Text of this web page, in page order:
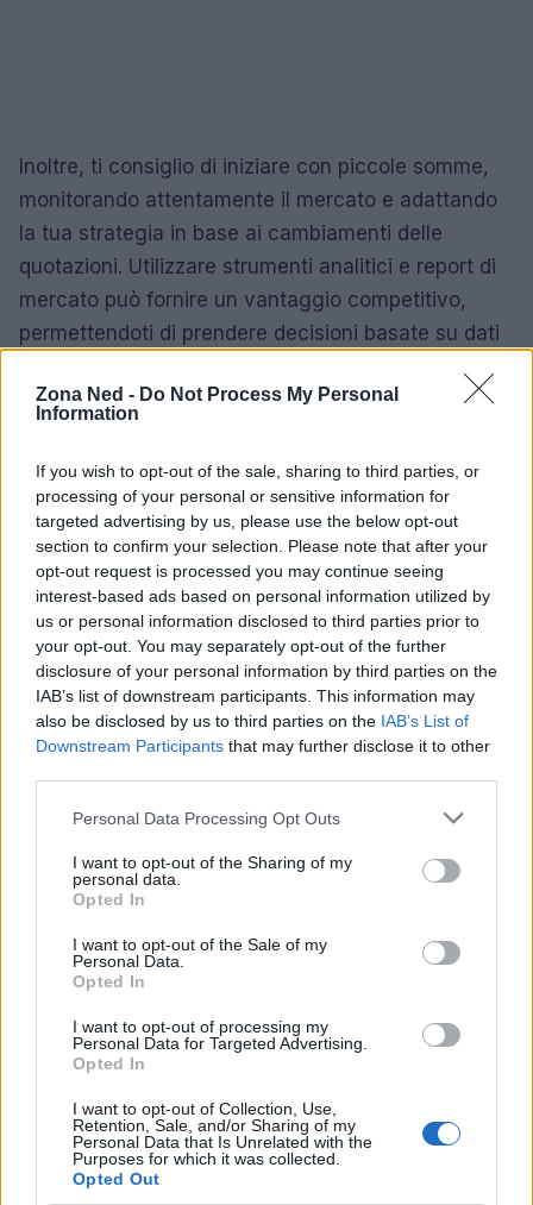
Zona Ned - Do Not Process My Personal
Information
If you wish to opt-out of the sale, sharing to third parties, or
processing of your personal or sensitive information for
targeted advertising by us, please use the below opt-out
section to confirm your selection. Please note that after your
opt-out request is processed you may continue seeing
interest-based ads based on personal information utilized by
us or personal information disclosed to third parties prior to
your opt-out. You may separately opt-out of the further
disclosure of your personal information by third parties on the
IAB’s list of downstream participants. This information may
also be disclosed by us to third parties on the IAB’s List of
Downstream Participants that may further disclose it to other
Please note that this website/app uses one or more Google
not limited to your visit or usage behaviour. You may click to
grant or deny consent to Google and its third-party tags to
use your data for below specified purposes in below Google
consent section.
Personal Data Processing Opt Outs
I want to opt-out of the Sharing of my
personal data.
Opted In
I want to opt-out of the Sale of my
Personal Data.
Opted In
I want to opt-out of processing my
Personal Data for Targeted Advertising.
Opted In
I want to opt-out of Collection, Use,
Retention, Sale, and/or Sharing of my
Personal Data that Is Unrelated with the
Purposes for which it was collected.
Opted Out
Inoltre, ti consiglio di iniziare con piccole somme,
monitorando attentamente il mercato e adattando
la tua strategia in base ai cambiamenti delle
quotazioni. Utilizzare strumenti analitici e report di
mercato può fornire un vantaggio competitivo,
permettendoti di prendere decisioni basate su dati
monitorare, come il prezzo medio di acquisto e il
la tua strategia di investimento. Non sottovalutare
mai l’importanza di avere un piano ben strutturato!
AUTORE
Staff